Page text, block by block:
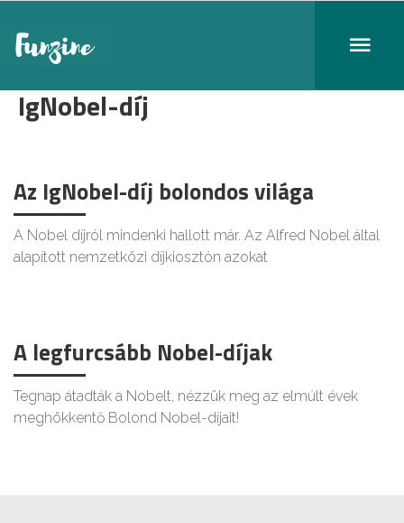
IgNobel-díj
Az IgNobel-díj bolondos világa
A Nobel díjról mindenki hallott már. Az Alfred Nobel által
alapított nemzetközi díjkiosztón azokat
A legfurcsább Nobel-díjak
Tegnap átadták a Nobelt, nézzük meg az elmúlt évek
meghökkentő Bolond Nobel-díjait!